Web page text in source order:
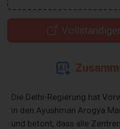
Die Delhi-Regierung hat
in den Ayushman Arogya
und betont, dass alle